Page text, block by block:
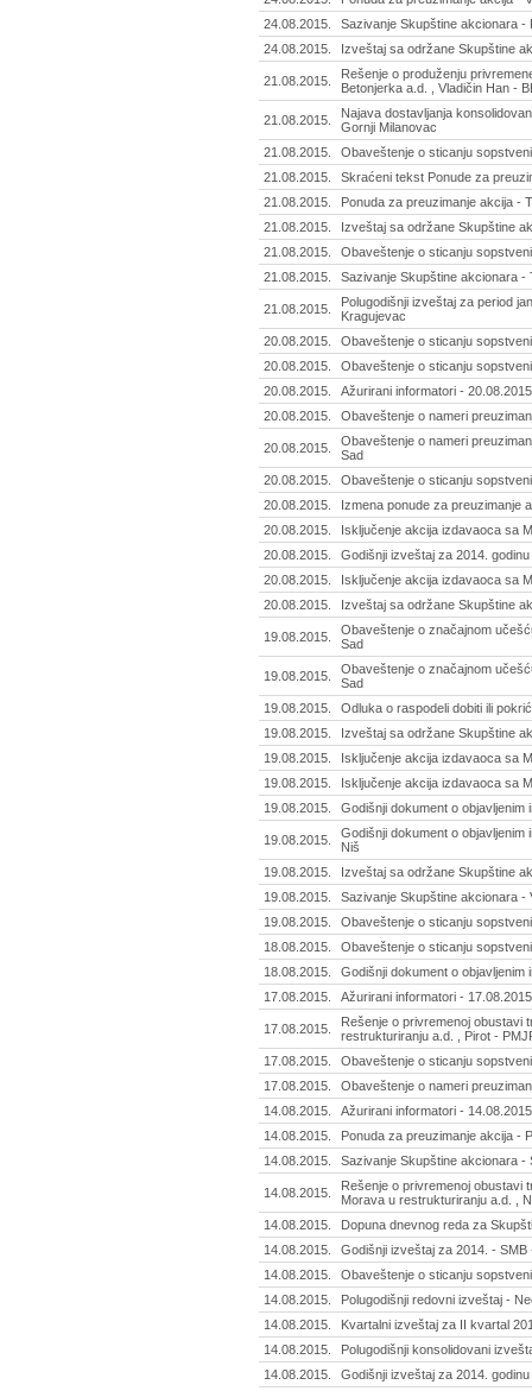
24.08.2015.
Sazivanje Skupštine akcionara -
24.08.2015.
Izveštaj sa održane Skupštine
21.08.2015.
Rešenje o produženju
Betonjerka a.d. , Vladičin Han -
21.08.2015.
Najava dostavljanja
Gornji Milanovac
21.08.2015.
Obaveštenje o sticanju
21.08.2015.
Skraćeni tekst Ponude za
21.08.2015.
Ponuda za preuzimanje akcija -
21.08.2015.
Izveštaj sa održane Skupštine
21.08.2015.
Obaveštenje o sticanju
21.08.2015.
Sazivanje Skupštine akcionara -
21.08.2015.
Polugodišnji izveštaj za period
Kragujevac
20.08.2015.
Obaveštenje o sticanju
20.08.2015.
Obaveštenje o sticanju
20.08.2015.
Ažurirani informatori - 20.08.2015
20.08.2015.
Obaveštenje o nameri
20.08.2015.
Obaveštenje o nameri
Sad
20.08.2015.
Obaveštenje o sticanju
20.08.2015.
Izmena ponude za preuzimanje
20.08.2015.
Isključenje akcija izdavaoca sa
20.08.2015.
Godišnji izveštaj za 2014.
20.08.2015.
Isključenje akcija izdavaoca sa
20.08.2015.
Izveštaj sa održane Skupštine
19.08.2015.
Obaveštenje o značajnom
Sad
19.08.2015.
Obaveštenje o značajnom
Sad
19.08.2015.
Odluka o raspodeli dobiti ili
19.08.2015.
Izveštaj sa održane Skupštine
19.08.2015.
Isključenje akcija izdavaoca sa
19.08.2015.
Isključenje akcija izdavaoca sa
19.08.2015.
Godišnji dokument o objavljenim
19.08.2015.
Godišnji dokument o objavljenim
Niš
19.08.2015.
Izveštaj sa održane Skupštine
19.08.2015.
Sazivanje Skupštine akcionara -
19.08.2015.
Obaveštenje o sticanju
18.08.2015.
Obaveštenje o sticanju
18.08.2015.
Godišnji dokument o
17.08.2015.
Ažurirani informatori - 17.08.2015
17.08.2015.
Rešenje o privremenoj obustavi
restrukturiranju a.d. , Pirot -
17.08.2015.
Obaveštenje o sticanju
17.08.2015.
Obaveštenje o nameri
14.08.2015.
Ažurirani informatori - 14.08.2015
14.08.2015.
Ponuda za preuzimanje akcija -
14.08.2015.
Sazivanje Skupštine akcionara -
14.08.2015.
Rešenje o privremenoj obustavi
Morava u restrukturiranju a.d. ,
14.08.2015.
Dopuna dnevnog reda za
14.08.2015.
Godišnji izveštaj za 2014. -
14.08.2015.
Obaveštenje o sticanju
14.08.2015.
Polugodišnji redovni izveštaj -
14.08.2015.
Kvartalni izveštaj za II kvartal
14.08.2015.
Polugodišnji konsolidovani
14.08.2015.
Godišnji izveštaj za 2014.